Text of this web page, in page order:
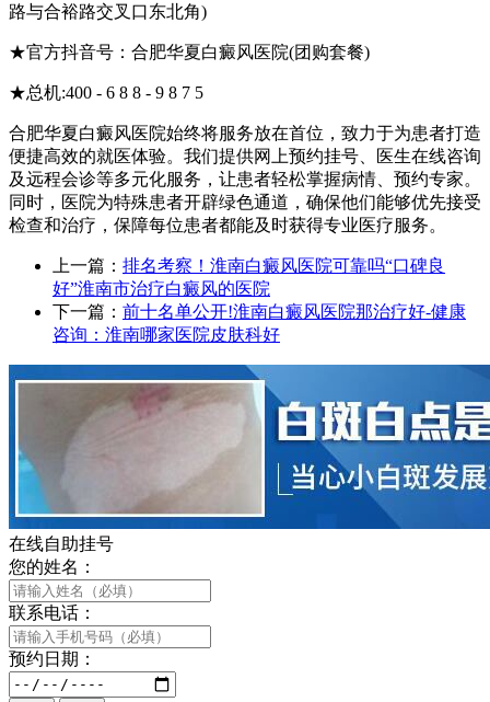
路与合裕路交叉口东北角)
★官方抖音号：合肥华夏白癜风医院(团购套餐)
★总机:400 - 6 8 8 - 9 8 7 5
合肥华夏白癜风医院始终将服务放在首位，致力于为患者打造
便捷高效的就医体验。我们提供网上预约挂号、医生在线咨询
及远程会诊等多元化服务，让患者轻松掌握病情、预约专家。
同时，医院为特殊患者开辟绿色通道，确保他们能够优先接受
检查和治疗，保障每位患者都能及时获得专业医疗服务。
上一篇： 排名考察！淮南白癜风医院可靠吗“口碑良
好”淮南市治疗白癜风的医院
下一篇： 前十名单公开!淮南白癜风医院那治疗好-健康
咨询：淮南哪家医院皮肤科好
在线自助挂号
您的姓名：
联系电话：
预约日期：